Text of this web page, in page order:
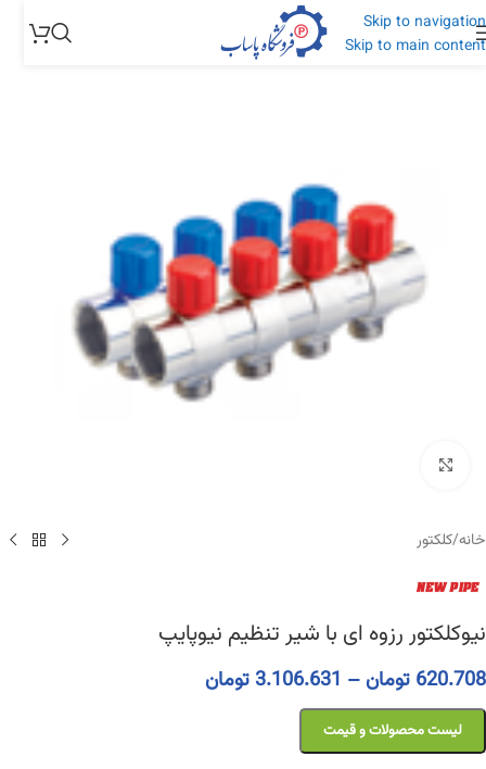
Skip to navigation
Skip to main content
خانه/کلکتور
نیوکلکتور رزوه ای با شیر تنظیم نیوپایپ
620.708 تومان –
3.106.631 تومان
لیست محصولات و قیمت